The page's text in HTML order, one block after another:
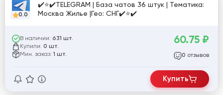
0.0
✔️⭐✔️TELEGRAM | База чатов 36 штук | Тематика:
Москва Жилье |Гео: СНГ✔️⭐✔️
В наличии: 631 шт.
Купили: 0 шт.
Мин. заказ: 1 шт.
60.75 ₽
0 отзывов
Купить